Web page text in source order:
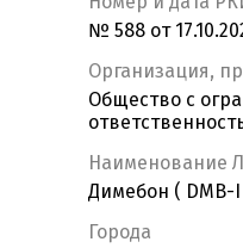
№ 588 от
Организация,
Общество с
Наименование
Димебон ( DMB-I
Города